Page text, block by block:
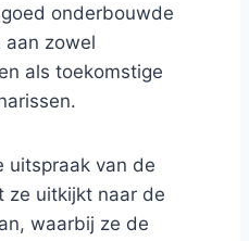
onderbouwde
aan zowel
als toekomstige
uitspraak van de
ze uitkijkt naar de
waarbij ze de